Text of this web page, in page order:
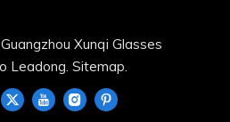
Guangzhou Xunqi Glasses
Leadong. Sitemap.